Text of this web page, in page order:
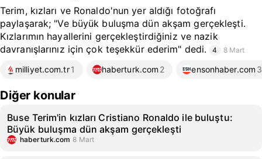
Terim, kızları ve Ronaldo'nun yer aldığı fotoğrafı
paylaşarak; "Ve büyük buluşma dün akşam gerçekleşti.
Kızlarımın hayallerini gerçekleştirdiğiniz ve nazik
davranışlarınız için çok teşekkür ederim" dedi.
4 8 Mart
milliyet.com.tr1 haberturk.com 2 ensonhaber.com 3
Diğer konular
Buse Terim'in kızları Cristiano Ronaldo ile buluştu:
Büyük buluşma dün akşam gerçekleşti
haberturk.com 8 Mart